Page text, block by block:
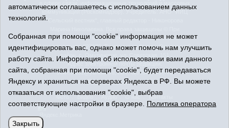
коммуникаций (Роскомнадзор). Учредитель: АНО "ИИЦ
"Сельский вестник", главный редактор - Никонорова
использовании материалов ссылка обязательна.
Адрес редакции: 627070, Тюменская область, Омутинский
район, с. Омутинское, ул. Советская, 151
Адрес электронной почты редакции:
selvest151@yandex.ru, тел.: 8(34544)3-16-73
Политика оператора
Фото Видео Аудио О нас Контакты
автоматически соглашаетесь с использованием данных
технологий.
Собранная при помощи "cookie" информация не может
идентифицировать вас, однако может помочь нам улучшить
работу сайта. Информация об использовании вами данного
сайта, собранная при помощи "cookie", будет передаваться
Яндексу и храниться на серверах Яндекса в РФ. Вы можете
отказаться от использования "cookie", выбрав
соответствующие настройки в браузере. Политика оператора
Закрыть